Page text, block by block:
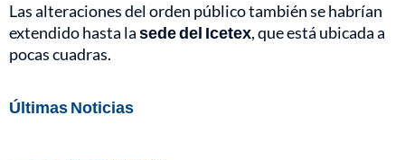
Las alteraciones del orden público también se habrían
extendido hasta lasede del Icetex, que está ubicada a
pocas cuadras.
Últimas Noticias